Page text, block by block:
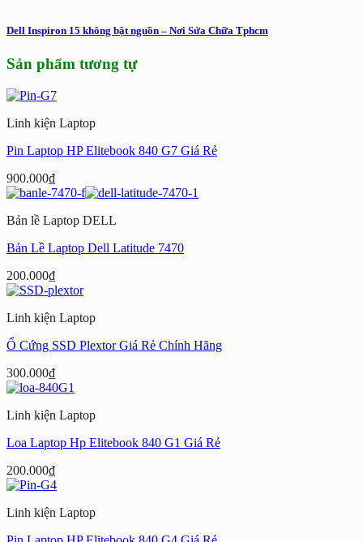
Dell Inspiron 15 không bật nguồn – Nơi Sửa Chữa Tphcm
Sản phẩm tương tự
Linh kiện Laptop
Pin Laptop HP Elitebook 840 G7 Giá Rẻ
900.000₫
Bản lề Laptop DELL
Bản Lề Laptop Dell Latitude 7470
200.000₫
Linh kiện Laptop
Ổ Cứng SSD Plextor Giá Rẻ Chính Hãng
300.000₫
Linh kiện Laptop
Loa Laptop Hp Elitebook 840 G1 Giá Rẻ
200.000₫
Linh kiện Laptop